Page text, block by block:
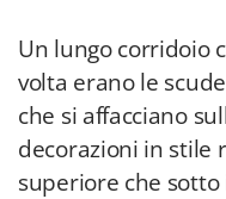
Un lungo corridoio
volta erano le
che si affacciano
decorazioni in stile
superiore che